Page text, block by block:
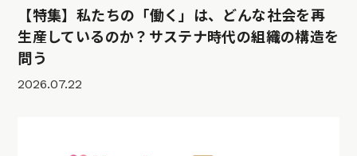
【特集】私たちの「働く」は、どんな社会を再
生産しているのか？サステナ時代の組織の構造を
問う
2026.07.22